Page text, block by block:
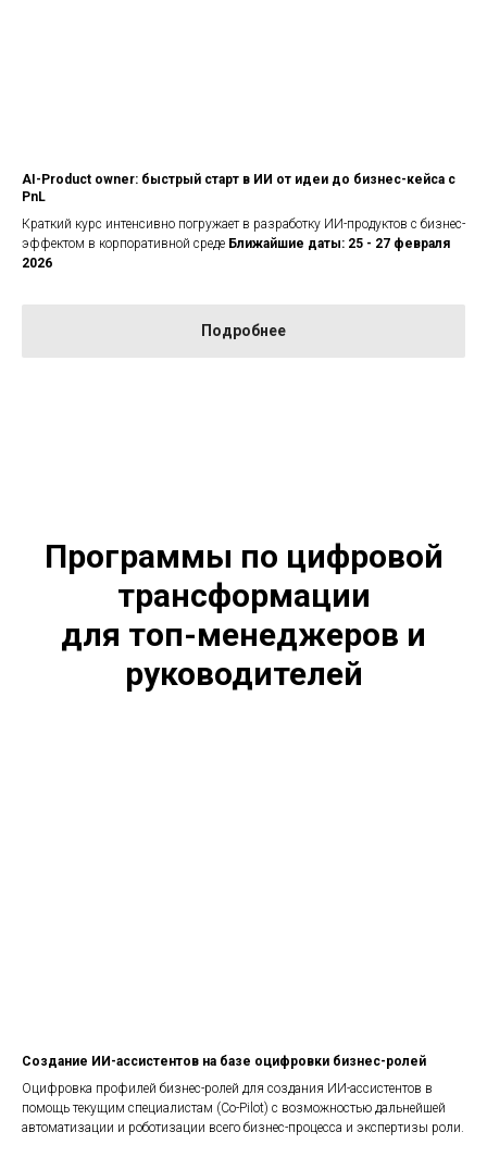
AI-Product owner: быстрый старт в ИИ от идеи до бизнес-кейса с
PnL
Краткий курс интенсивно погружает в разработку ИИ-продуктов с бизнес-
эффектом в корпоративной среде Ближайшие даты: 25 - 27 февраля
2026
Подробнее
Программы по цифровой
трансформации
для топ-менеджеров и
руководителей
Создание ИИ-ассистентов на базе оцифровки бизнес-ролей
Оцифровка профилей бизнес-ролей для создания ИИ-ассистентов в
помощь текущим специалистам (Co-Pilot) с возможностью дальнейшей
автоматизации и роботизации всего бизнес-процесса и экспертизы роли.